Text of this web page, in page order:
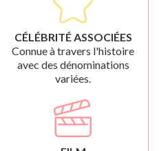
CÉLÉBRITÉ ASSOCIÉES
Connue à travers l'histoire
avec des dénominations
variées.